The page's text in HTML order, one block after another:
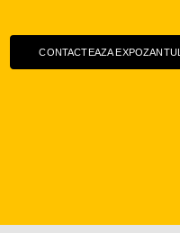
CONTACTEAZA EXPOZANTUL